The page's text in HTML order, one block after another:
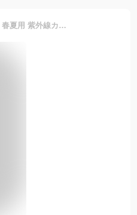
春夏 テーパードパンツ レディース 涼しい ズボン パンツ 春夏用 紫外線カット事務服 ボトムス ズボン ロングパンツ ウエストゴム 春 夏 通勤 仕事 おしゃれ オフィス ストレッチ 体型カバー 洗える 大きいサイズ 黒